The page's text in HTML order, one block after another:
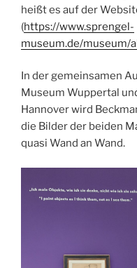
heißt es auf der
(https://www.sprengel-
museum.de/museum/
In der gemeinsamen
Museum Wuppertal
Hannover wird
die Bilder der beiden
quasi Wand an Wand.